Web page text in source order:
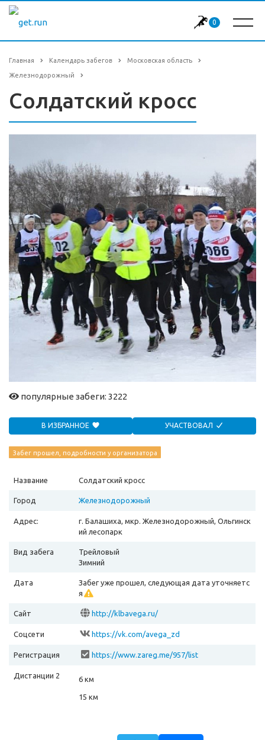
0
Главная Календарь забегов Московская область
Железнодорожный
Солдатский кросс
популярные забеги: 3222
В ИЗБРАННОЕ УЧАСТВОВАЛ
Забег прошел, подробности у организатора
Название Солдатский кросс
Город Железнодорожный
Адрес:
г. Балашиха, мкр. Железнодорожный, Ольгинск
ий лесопарк
Вид забега
Трейловый
Зимний
Дата
Забег уже прошел, следующая дата уточняетс
я
Сайт http://klbavega.ru/
Соцсети https://vk.com/avega_zd
Регистрация https://www.zareg.me/957/list
Дистанции 2 6 км
15 км